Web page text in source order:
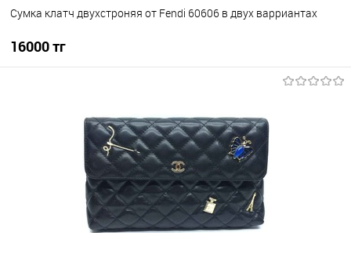
Сумка клатч двухстроняя от Fendi 60606 в двух варриантах
16000 тг
В наличии